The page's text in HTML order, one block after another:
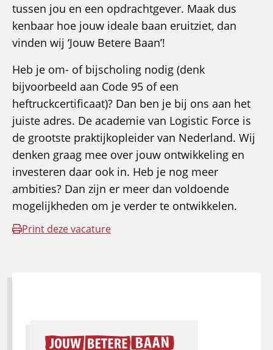
tussen jou en een opdrachtgever. Maak dus
kenbaar hoe jouw ideale baan eruitziet, dan
vinden wij ‘Jouw Betere Baan’!
Heb je om- of bijscholing nodig (denk
bijvoorbeeld aan Code 95 of een
heftruckcertificaat)? Dan ben je bij ons aan het
juiste adres. De academie van Logistic Force is
de grootste praktijkopleider van Nederland. Wij
denken graag mee over jouw ontwikkeling en
investeren daar ook in. Heb je nog meer
ambities? Dan zijn er meer dan voldoende
mogelijkheden om je verder te ontwikkelen.
Print deze vacature